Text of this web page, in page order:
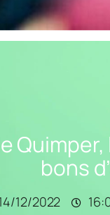
bons
12/2022